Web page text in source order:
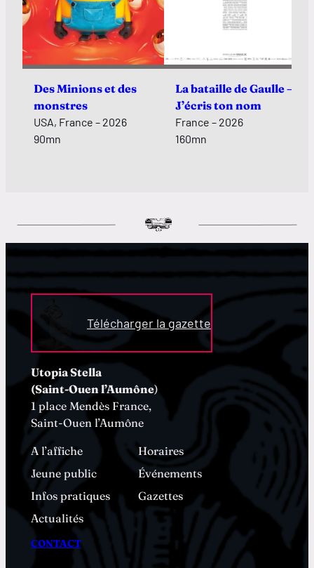
Des Minions et des
monstres
USA, France – 2026
90mn
La bataille de Gaulle –
J’écris ton nom
France – 2026
160mn
Télécharger la gazette
Utopia Stella
(Saint-Ouen l’Aumône)
1 place Mendès France,
Saint-Ouen l’Aumône
A l’affiche
Horaires
Jeune public
Événements
Infos pratiques
Gazettes
Actualités
CONTACT